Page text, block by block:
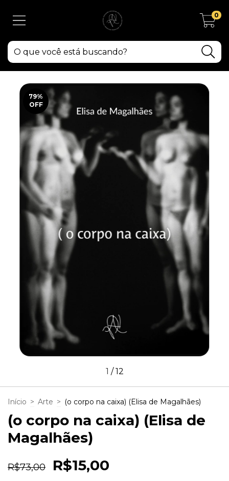
0
79%
OFF
1 /12
Início > Arte > (o corpo na caixa) (Elisa de Magalhães)
(o corpo na caixa) (Elisa de
Magalhães)
R$73,00 R$15,00